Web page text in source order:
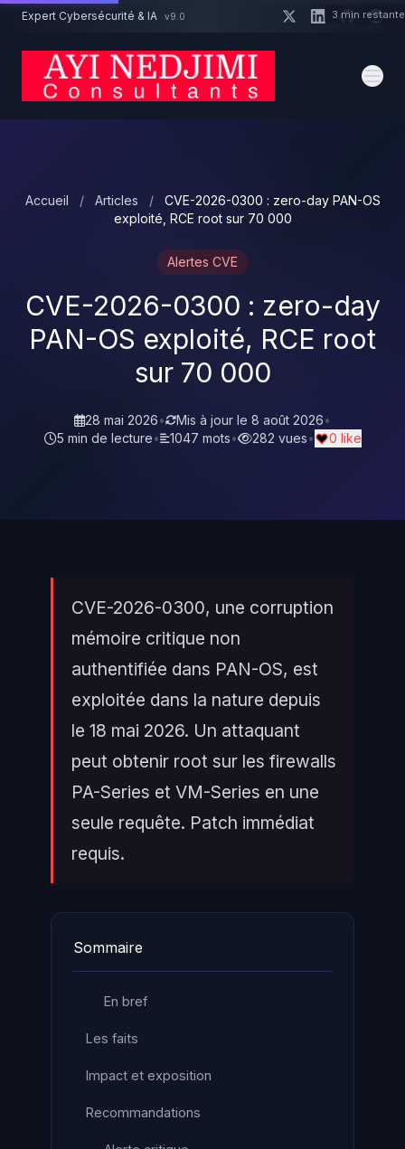
Aller au contenu principal
Expert Cybersécurité & IA v9.0
Accueil / Articles /
CVE-2026-0300 : zero-day PAN-OS
exploité, RCE root sur 70 000
Alertes CVE
CVE-2026-0300 : zero-day
PAN-OS exploité, RCE root
sur 70 000
28 mai 2026• Mis à jour le 8 août 2026•
5 min de lecture• 1047 mots• 282 vues• 0 like
CVE-2026-0300, une corruption
mémoire critique non
authentifiée dans PAN-OS, est
exploitée dans la nature depuis
le 18 mai 2026. Un attaquant
peut obtenir root sur les firewalls
PA-Series et VM-Series en une
seule requête. Patch immédiat
requis.
Sommaire
En bref
Les faits
Impact et exposition
Recommandations
Un projet cybersécurité ? 3 min